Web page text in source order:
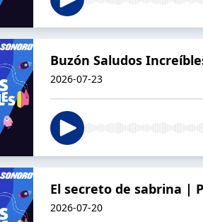
Buzón Saludos
2026-07-23
El secreto de sabrina |
2026-07-20